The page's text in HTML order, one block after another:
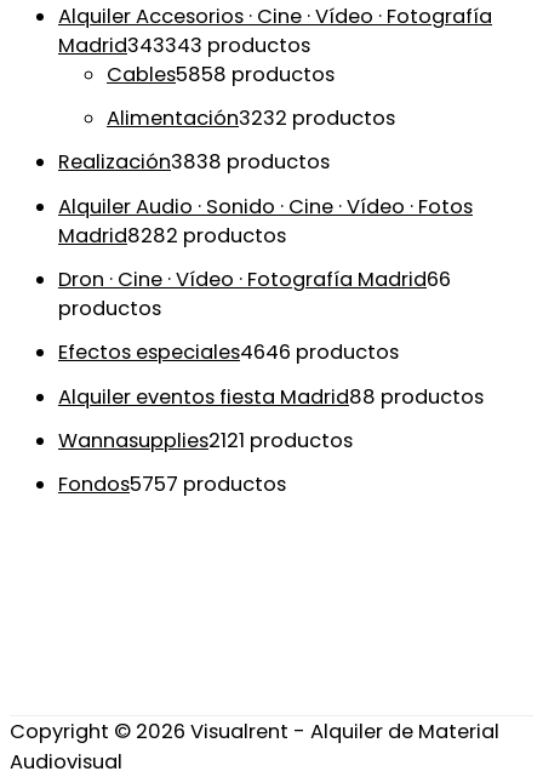
Alquiler Accesorios · Cine · Vídeo · Fotografía
Madrid343343 productos
Cables5858 productos
Alimentación3232 productos
Realización3838 productos
Alquiler Audio · Sonido · Cine · Vídeo · Fotos
Madrid8282 productos
Dron · Cine · Vídeo · Fotografía Madrid66
productos
Efectos especiales4646 productos
Alquiler eventos fiesta Madrid88 productos
Wannasupplies2121 productos
Fondos5757 productos
Copyright © 2026 Visualrent - Alquiler de Material
Audiovisual